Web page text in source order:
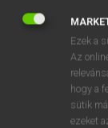
Ezek a
Az
hogy a
sütik
ezeket